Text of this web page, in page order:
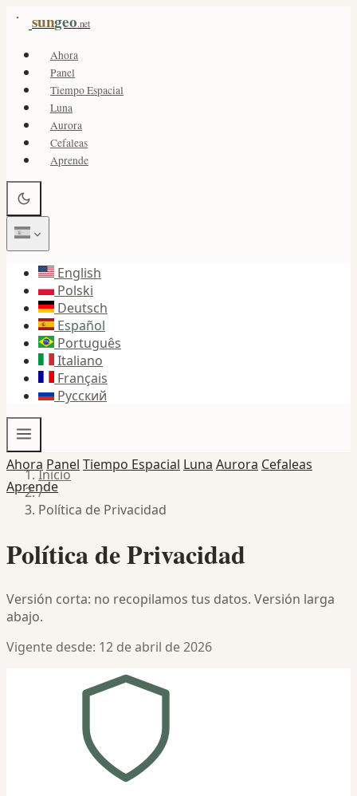
sungeo.net
Ahora
Panel
Tiempo Espacial
Luna
Aurora
Cefaleas
Aprende
English
Polski
Deutsch
Español
Português
Italiano
Français
Русский
Ahora Panel Tiempo Espacial Luna Aurora Cefaleas
Aprende
Inicio
/
Política de Privacidad
Política de Privacidad
Versión corta: no recopilamos tus datos. Versión larga
abajo.
Vigente desde: 12 de abril de 2026